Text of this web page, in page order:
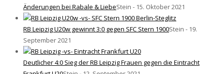
Änderungen bei Rabale & LiebeStein - 15. Oktober 2021
RB Leipzig U20w gewinnt 3:0 gegen SFC Stern 1900Stein - 19.
September 2021
Deutlicher 4:0 Sieg der RB Leipzig Frauen gegen die Eintracht